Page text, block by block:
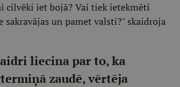
cilvēki iet bojā? Vai tiek ietekmēti
sakravājas un pamet valsti?" skaidroja
liecina par to, ka
zaudē, vērtēja